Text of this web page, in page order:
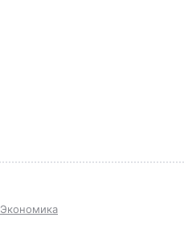
Экономика